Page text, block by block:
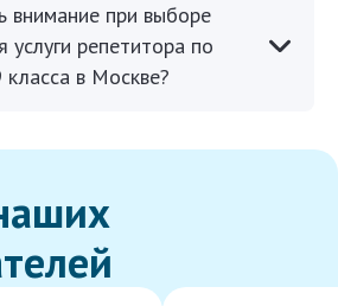
внимание при выборе
услуги репетитора по
в Москве?